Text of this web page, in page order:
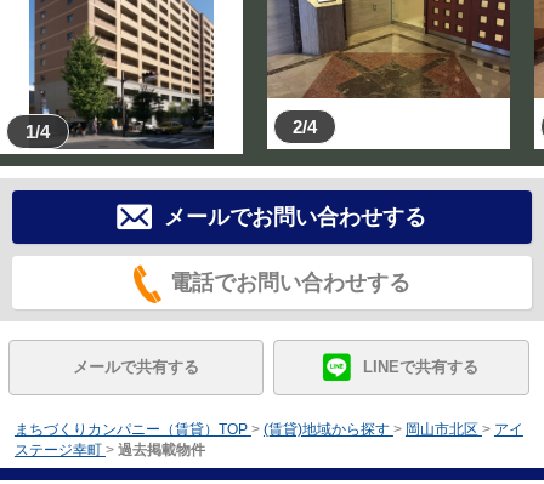
1/4 2/4
メールでお問い合わせする
電話でお問い合わせする
メールで共有する LINEで共有する
まちづくりカンパニー（賃貸）TOP > (賃貸)地域から探す > 岡山市北区 > アイ
ステージ幸町 > 過去掲載物件